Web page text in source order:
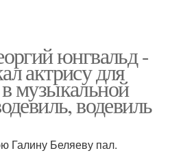
юнгвальд -
актрису для
музыкальной
водевиль
Галину Беляеву пал.